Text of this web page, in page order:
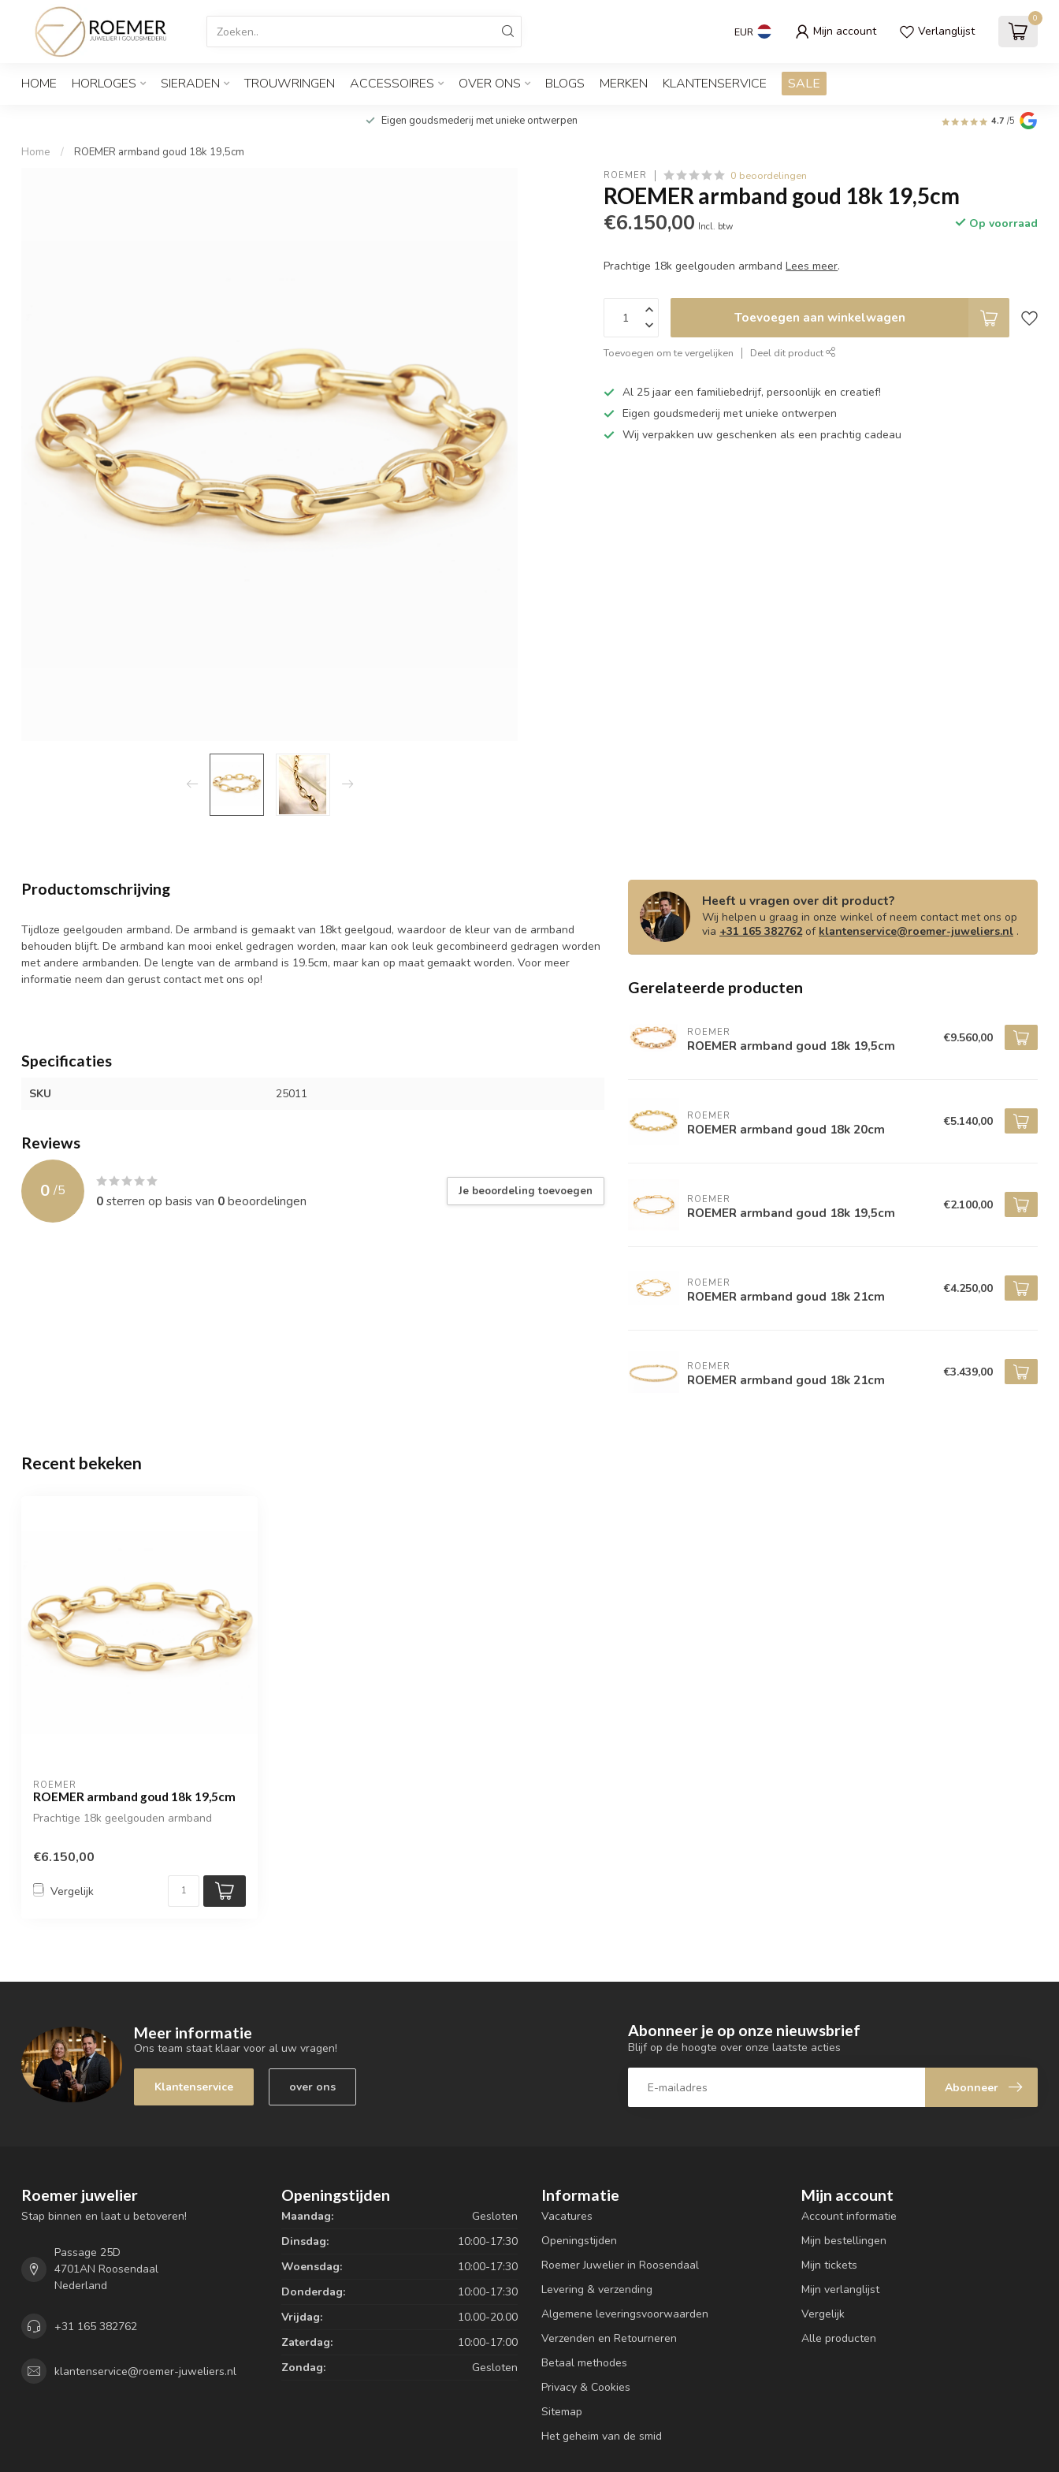
EUR Mijn account Verlanglijst
0
HOME HORLOGES SIERADEN TROUWRINGEN ACCESSOIRES OVER ONS BLOGS MERKEN KLANTENSERVICE SALE
Eigen goudsmederij met unieke ontwerpen 4.7 /5
Home / ROEMER armband goud 18k 19,5cm
ROEMER 0 beoordelingen
ROEMER armband goud 18k 19,5cm
€6.150,00 Incl. btw Op voorraad
Prachtige 18k geelgouden armbandLees meer.
Toevoegen aan winkelwagen
Toevoegen om te vergelijken Deel dit product
Al 25 jaar een familiebedrijf, persoonlijk en creatief!
Eigen goudsmederij met unieke ontwerpen
Wij verpakken uw geschenken als een prachtig cadeau
Productomschrijving
Tijdloze geelgouden armband. De armband is gemaakt van 18kt geelgoud, waardoor de kleur van de armband
behouden blijft. De armband kan mooi enkel gedragen worden, maar kan ook leuk gecombineerd gedragen worden
met andere armbanden. De lengte van de armband is 19.5cm, maar kan op maat gemaakt worden. Voor meer
informatie neem dan gerust contact met ons op!
Specificaties
SKU 25011
Reviews
0 /5
0sterren op basis van 0beoordelingen
Je beoordeling toevoegen
Heeft u vragen over dit product?
Wij helpen u graag in onze winkel of neem contact met ons op
via +31 165 382762of klantenservice@roemer-juweliers.nl .
Gerelateerde producten
ROEMER
ROEMER armband goud 18k 19,5cm €9.560,00
ROEMER
ROEMER armband goud 18k 20cm €5.140,00
ROEMER
ROEMER armband goud 18k 19,5cm €2.100,00
ROEMER
ROEMER armband goud 18k 21cm €4.250,00
ROEMER
ROEMER armband goud 18k 21cm €3.439,00
Recent bekeken
ROEMER
ROEMER armband goud 18k 19,5cm
Prachtige 18k geelgouden armband
€6.150,00
Vergelijk
Meer informatie
Ons team staat klaar voor al uw vragen!
Klantenservice over ons
Abonneer je op onze nieuwsbrief
Blijf op de hoogte over onze laatste acties
Abonneer
Roemer juwelier
Stap binnen en laat u betoveren!
Passage 25D
4701AN Roosendaal
Nederland
+31 165 382762
klantenservice@roemer-juweliers.nl
Openingstijden
Maandag:
Gesloten
Dinsdag:
10:00-17:30
Woensdag:
10:00-17:30
Donderdag:
10:00-17:30
Vrijdag:
10.00-20.00
Zaterdag:
10:00-17:00
Zondag:
Gesloten
Informatie
Vacatures
Openingstijden
Roemer Juwelier in Roosendaal
Levering & verzending
Algemene leveringsvoorwaarden
Verzenden en Retourneren
Betaal methodes
Privacy & Cookies
Sitemap
Het geheim van de smid
Mijn account
Account informatie
Mijn bestellingen
Mijn tickets
Mijn verlanglijst
Vergelijk
Alle producten